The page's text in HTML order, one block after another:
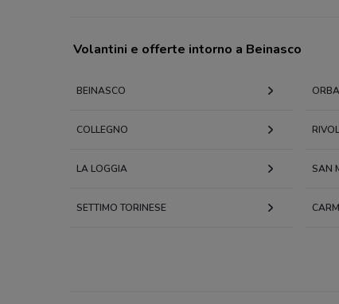
Volantini e offerte intorno a Beinasco
BEINASCO
COLLEGNO
LA LOGGIA SAN
SETTIMO TORINESE